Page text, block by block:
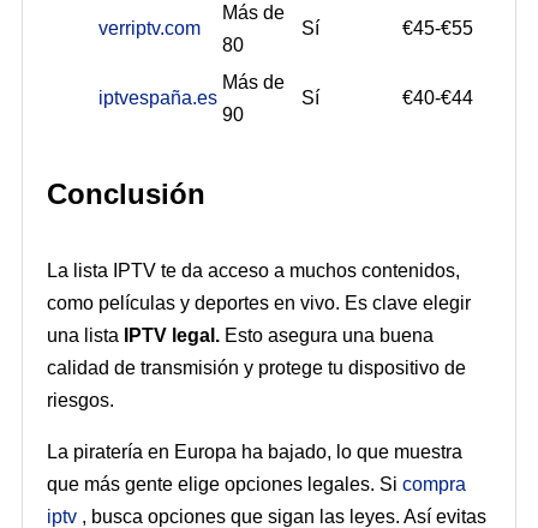
verriptv.com
Más de
80
Sí €45-€55
iptvespaña.es
Más de
90
Sí €40-€44
Conclusión
La lista IPTV te da acceso a muchos contenidos,
como películas y deportes en vivo. Es clave elegir
una lista
IPTV legal. Esto asegura una buena
calidad de transmisión y protege tu dispositivo de
riesgos.
La piratería en Europa ha bajado, lo que muestra
que más gente elige opciones legales. Si compra
iptv , busca opciones que sigan las leyes. Así evitas